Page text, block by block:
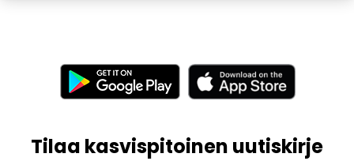
Tilaa kasvispitoinen uutiskirje